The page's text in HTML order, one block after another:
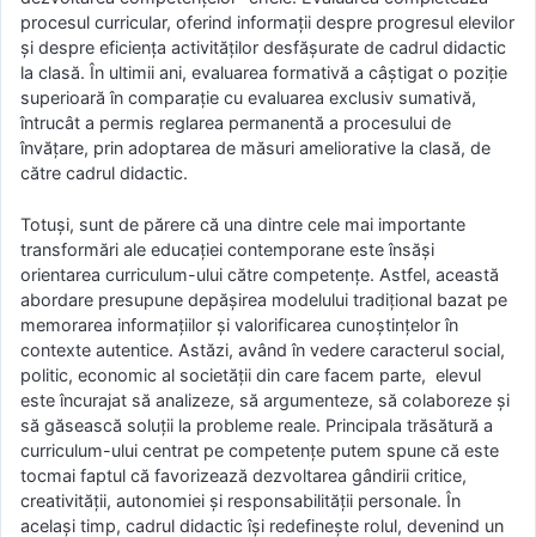
procesul curricular, oferind informații despre progresul elevilor
și despre eficiența activităților desfășurate de cadrul didactic
la clasă. În ultimii ani, evaluarea formativă a câștigat o poziție
superioară în comparație cu evaluarea exclusiv sumativă,
întrucât a permis reglarea permanentă a procesului de
învățare, prin adoptarea de măsuri ameliorative la clasă, de
către cadrul didactic.
Totuși, sunt de părere că una dintre cele mai importante
transformări ale educației contemporane este însăși
orientarea curriculum-ului către competențe. Astfel, această
abordare presupune depășirea modelului tradițional bazat pe
memorarea informațiilor și valorificarea cunoștințelor în
contexte autentice. Astăzi, având în vedere caracterul social,
politic, economic al societății din care facem parte, elevul
este încurajat să analizeze, să argumenteze, să colaboreze și
să găsească soluții la probleme reale. Principala trăsătură a
curriculum-ului centrat pe competențe putem spune că este
tocmai faptul că favorizează dezvoltarea gândirii critice,
creativității, autonomiei și responsabilității personale. În
același timp, cadrul didactic își redefinește rolul, devenind un